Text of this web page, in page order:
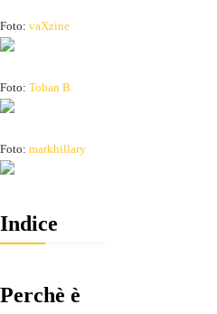
Foto: vaXzine
Foto: Toban B.
Foto: markhillary
Indice
Perchè è